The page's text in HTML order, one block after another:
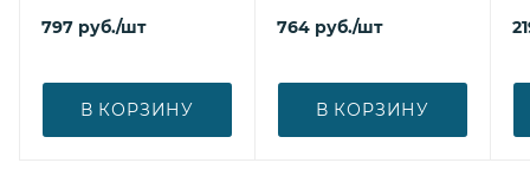
797 руб./шт
В КОРЗИНУ
764 руб./шт
В КОРЗИНУ